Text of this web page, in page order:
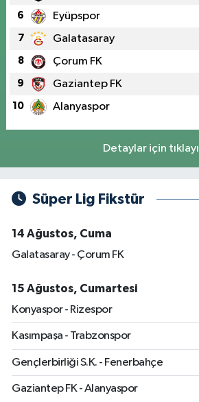
6 Eyüpspor
7 Galatasaray
8 Çorum FK
9 Gaziantep FK
10 Alanyaspor
Detaylar için
Süper Lig Fikstür
14 Ağustos, Cuma
Galatasaray - Çorum FK
15 Ağustos, Cumartesi
Konyaspor - Rizespor
Kasımpaşa - Trabzonspor
Gençlerbirliği S.K. - Fenerbahçe
Gaziantep FK - Alanyaspor